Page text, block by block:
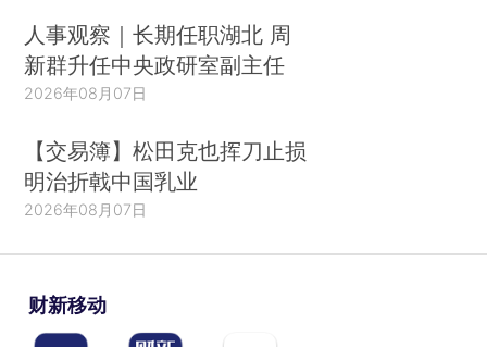
人事观察｜长期任职湖北 周
新群升任中央政研室副主任
2026年08月07日
【交易簿】松田克也挥刀止损
明治折戟中国乳业
2026年08月07日
财新移动